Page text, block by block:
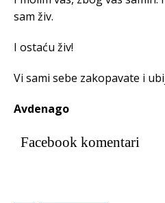
sam živ.
I ostaću živ!
Vi sami sebe zakopavate i
Avdenago
Facebook komentari